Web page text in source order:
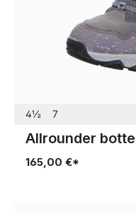
4½ 7
Allrounder
165,00 €*